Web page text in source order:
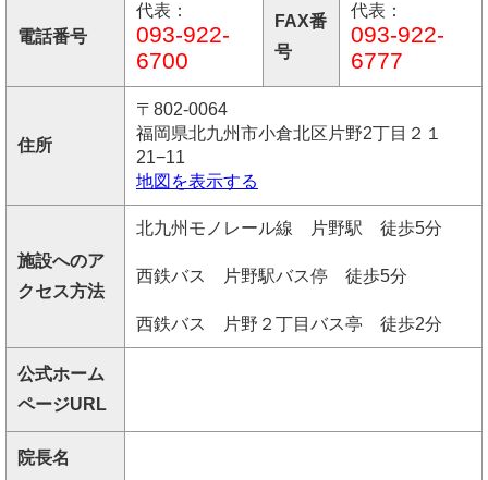
電話番号
代表：
093-922-
6700
FAX番
号
代表：
093-922-
6777
住所
〒802-0064
福岡県北九州市小倉北区片野2丁目２１
21−11
地図を表示する
施設へのア
クセス方法
北九州モノレール線 片野駅 徒歩5分
西鉄バス 片野駅バス停 徒歩5分
西鉄バス 片野２丁目バス亭 徒歩2分
公式ホーム
ページURL
院長名